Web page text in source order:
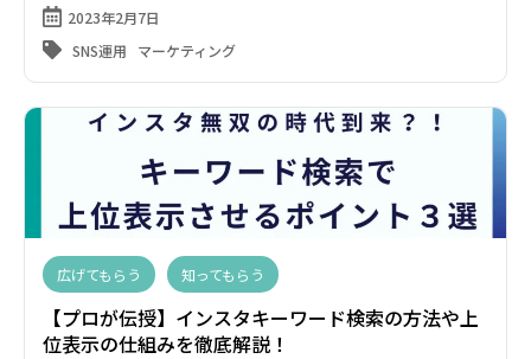
2023年2月7日
SNS運用
マーケティング
広げてもらう 知ってもらう
【プロが伝授】インスタキーワード検索の方法や上
位表示の仕組みを徹底解説！